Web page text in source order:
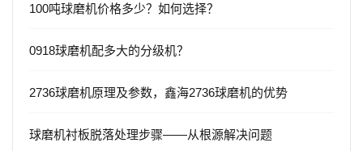
100吨球磨机价格多少？如何选择？
0918球磨机配多大的分级机？
2736球磨机原理及参数，鑫海2736球磨机的优势
球磨机衬板脱落处理步骤——从根源解决问题